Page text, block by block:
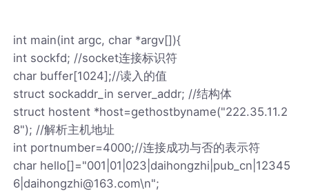
int main(int argc, char *argv[]){
int sockfd; //socket连接标识符
char buffer[1024];//读入的值
struct sockaddr_in server_addr; //结构体
struct hostent *host=gethostbyname("222.35.11.2
8"); //解析主机地址
int portnumber=4000;//连接成功与否的表示符
char hello[]="001|01|023|daihongzhi|pub_cn|12345
6|daihongzhi@163.com\n";